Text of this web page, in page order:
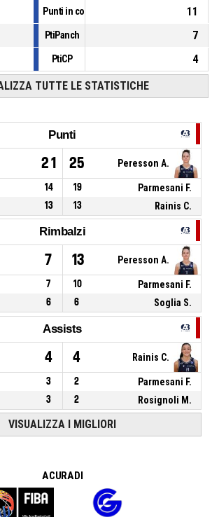
Punti in contropiede
11
PtiPanch
7
PtiCP 4
TUTTE LE STATISTICHE
Punti
21 25 Peresson A.
14 19
Parmesani F.
13 13 Rainis C.
Rimbalzi
7 13 Peresson A.
7 10
Parmesani F.
6 6 Soglia S.
Assists
4 4 Rainis C.
3 2
Parmesani F.
3 2 Rosignoli M.
VISUALIZZA I MIGLIORI
A CURA DI